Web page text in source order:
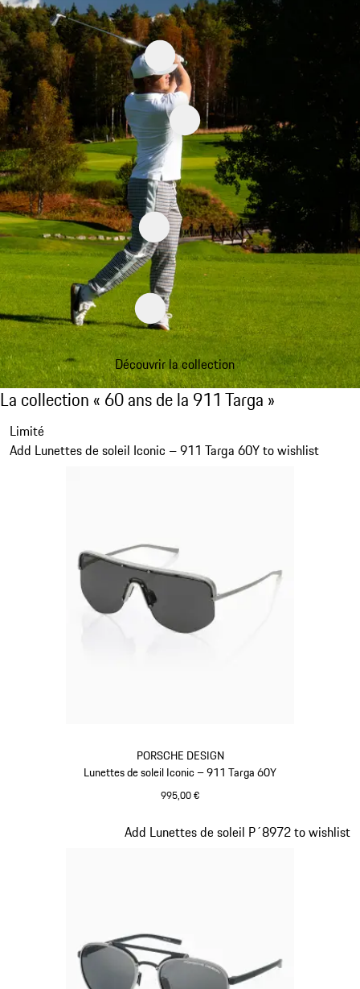
Découvrir la collection
La collection « 60 ans de la 911 Targa »
La collection « 60 ans de la 911 Targa »
PORSCHE DESIGN
Lunettes de soleil Iconic – 911 Targa 60Y
995,00 €
Limité
Add Lunettes de soleil Iconic – 911 Targa 60Y to wishlist
Diapositive 1 sur 20
Add Lunettes de soleil P´8972 to wishlist